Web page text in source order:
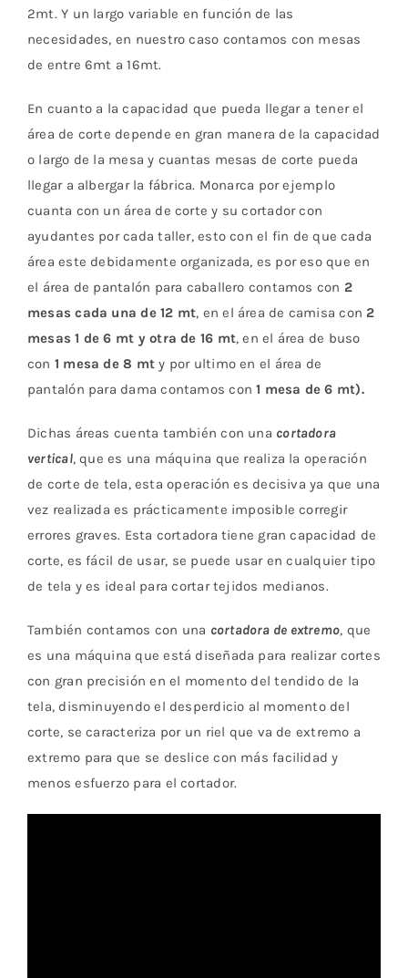
2mt. Y un largo variable en función de las
necesidades, en nuestro caso contamos con mesas
de entre 6mt a 16mt.
En cuanto a la capacidad que pueda llegar a tener el
área de corte depende en gran manera de la capacidad
o largo de la mesa y cuantas mesas de corte pueda
llegar a albergar la fábrica. Monarca por ejemplo
cuanta con un área de corte y su cortador con
ayudantes por cada taller, esto con el fin de que cada
área este debidamente organizada, es por eso que en
el área de pantalón para caballero contamos con 2
mesas cada una de 12 mt, en el área de camisa con 2
mesas 1 de 6 mt y otra de 16 mt, en el área de buso
con 1 mesa de 8 mt y por ultimo en el área de
pantalón para dama contamos con1 mesa de 6 mt).
Dichas áreas cuenta también con una cortadora
vertical, que es una máquina que realiza la operación
de corte de tela, esta operación es decisiva ya que una
vez realizada es prácticamente imposible corregir
errores graves. Esta cortadora tiene gran capacidad de
corte, es fácil de usar, se puede usar en cualquier tipo
de tela y es ideal para cortar tejidos medianos.
También contamos con una cortadora de extremo, que
es una máquina que está diseñada para realizar cortes
con gran precisión en el momento del tendido de la
tela, disminuyendo el desperdicio al momento del
corte, se caracteriza por un riel que va de extremo a
extremo para que se deslice con más facilidad y
menos esfuerzo para el cortador.